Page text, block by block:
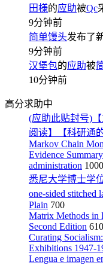
田様的应助被Qc
9分钟前
简单馒头发布了
9分钟前
汉堡包的应助被
10分钟前
高分求助中
(应助此贴封号)
阅读】【科研通
Markov Chain
Evidence
administration 1000
悉尼大学博士学
one-sided stitched
Plain 700
Matrix Methods in
Second Edition 610
Curating
Exhibitions 1947-
Lengua e imagen